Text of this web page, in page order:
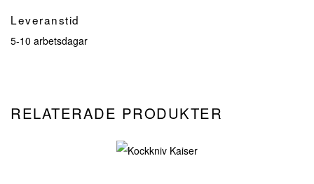
Leveranstid
5-10 arbetsdagar
RELATERADE PRODUKTER